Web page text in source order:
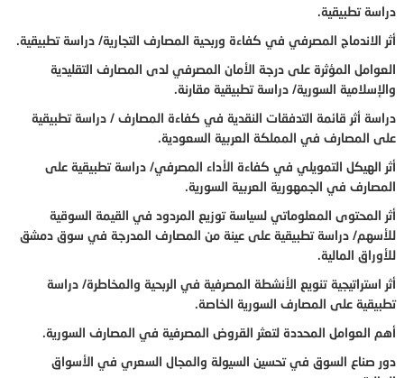
دراسة تطبيقية.
أثر الاندماج المصرفي في كفاءة وربحية المصارف التجارية/ دراسة تطبيقية.
العوامل المؤثرة على درجة الأمان المصرفي لدى المصارف التقليدية
والإسلامية السورية/ دراسة تطبيقية مقارنة.
دراسة أثر قائمة التدفقات النقدية في كفاءة المصارف / دراسة تطبيقية
على المصارف في المملكة العربية السعودية.
أثر الهيكل التمويلي في كفاءة الأداء المصرفي/ دراسة تطبيقية على
المصارف في الجمهورية العربية السورية.
أثر المحتوى المعلوماتي لسياسة توزيع المردود في القيمة السوقية
للأسهم/ دراسة تطبيقية على عينة من المصارف المدرجة في سوق دمشق
للأوراق المالية.
أثر استراتيجية تنويع الأنشطة المصرفية في الربحية والمخاطرة/ دراسة
تطبيقية على المصارف السورية الخاصة.
أهم العوامل المحددة لتعثر القروض المصرفية في المصارف السورية.
دور صناع السوق في تحسين السيولة والمجال السعري في الأسواق